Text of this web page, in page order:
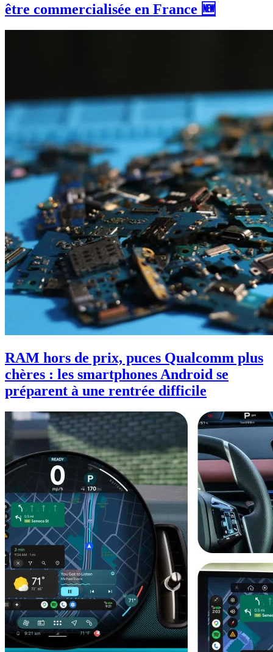
être commercialisée en France 🆕
RAM hors de prix, puces Qualcomm plus
chères : les smartphones Android se
préparent à une rentrée difficile